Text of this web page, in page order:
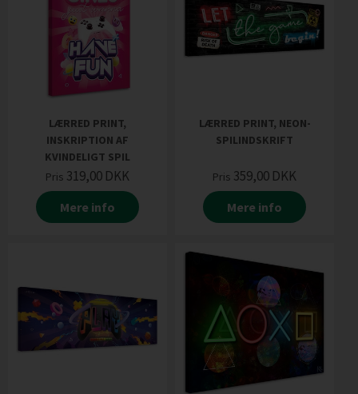
LÆRRED PRINT,
INSKRIPTION AF
KVINDELIGT SPIL
Pris 319,00 DKK
Mere info
LÆRRED PRINT, NEON-
SPILINDSKRIFT
Pris 359,00 DKK
Mere info